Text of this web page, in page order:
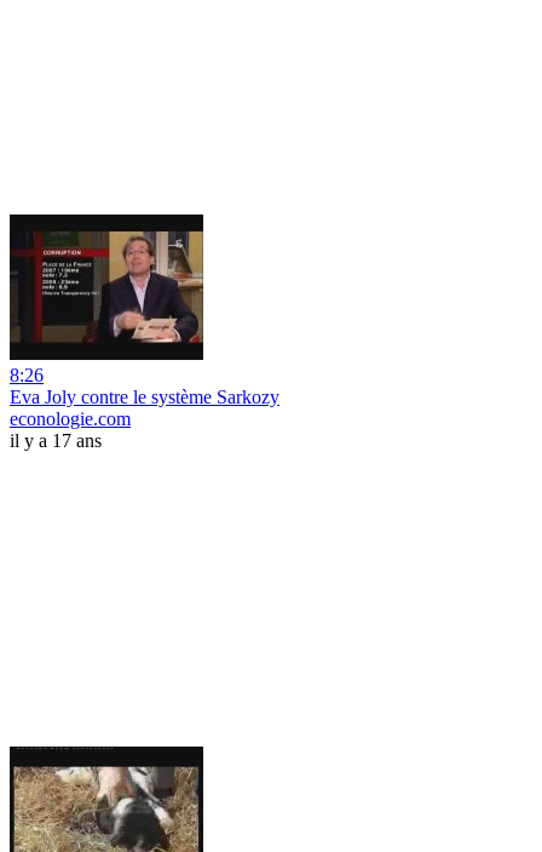
8:26
Eva Joly contre le système Sarkozy
econologie.com
il y a 17 ans